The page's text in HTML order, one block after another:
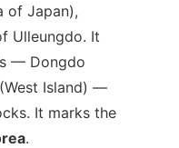
of Japan),
Ulleungdo. It
— Dongdo
Island) —
It marks the
.